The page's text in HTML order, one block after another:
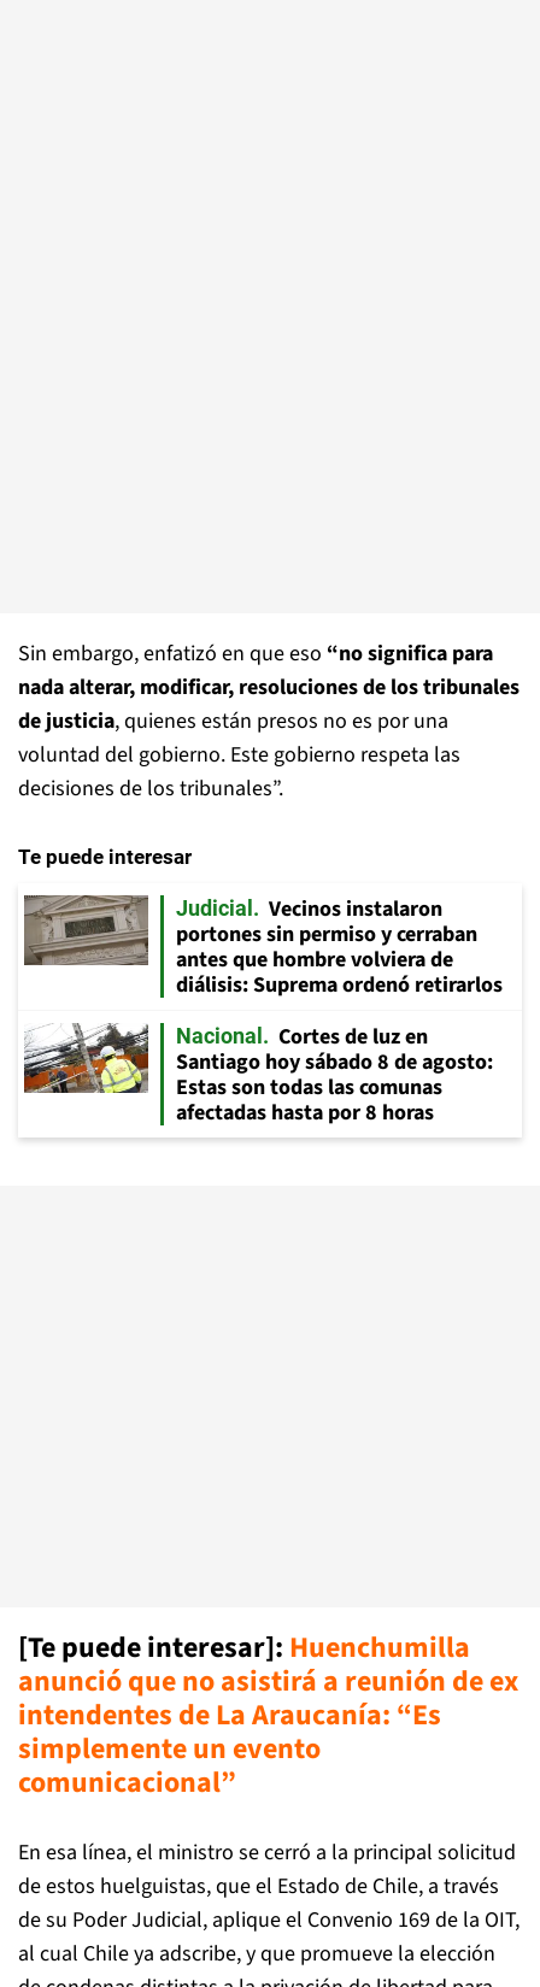
Sin embargo, enfatizó en que eso “no significa para
nada alterar, modificar, resoluciones de los tribunales
de justicia, quienes están presos no es por una
voluntad del gobierno. Este gobierno respeta las
decisiones de los tribunales”.
Te puede interesar
Judicial
Vecinos instalaron
portones sin permiso y cerraban
antes que hombre volviera de
diálisis: Suprema ordenó retirarlos
Nacional
Cortes de luz en
Santiago hoy sábado 8 de agosto:
Estas son todas las comunas
afectadas hasta por 8 horas
[Te puede interesar]: Huenchumilla
anunció que no asistirá a reunión de ex
intendentes de La Araucanía: “Es
simplemente un evento
comunicacional”
En esa línea, el ministro se cerró a la principal solicitud
de estos huelguistas, que el Estado de Chile, a través
de su Poder Judicial, aplique el Convenio 169 de la OIT,
al cual Chile ya adscribe, y que promueve la elección